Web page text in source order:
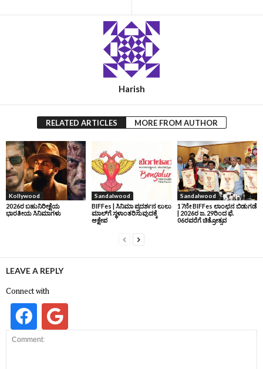
Harish
RELATED ARTICLES MORE FROM AUTHOR
Kollywood
2026ರ ಬಹುನಿರೀಕ್ಷೆಯ
ಭಾರತೀಯ ಸಿನಿಮಾಗಳು
Sandalwood
BIFFes | ಸಿನಿಮಾ ಪ್ರದರ್ಶನ ಲುಲು
ಮಾಲ್‌ಗೆ ಸ್ಥಳಾಂತರಿಸುವುದಕ್ಕೆ
ಆಕ್ಷೇಪ
Sandalwood
17ನೇ BIFFes ಲಾಂಛನ ಬಿಡುಗಡೆ
| 2026ರ ಜ. 29ರಿಂದ ಫೆ.
06ರವರೆಗೆ ಚಿತ್ರೋತ್ಸವ
LEAVE A REPLY
Connect with